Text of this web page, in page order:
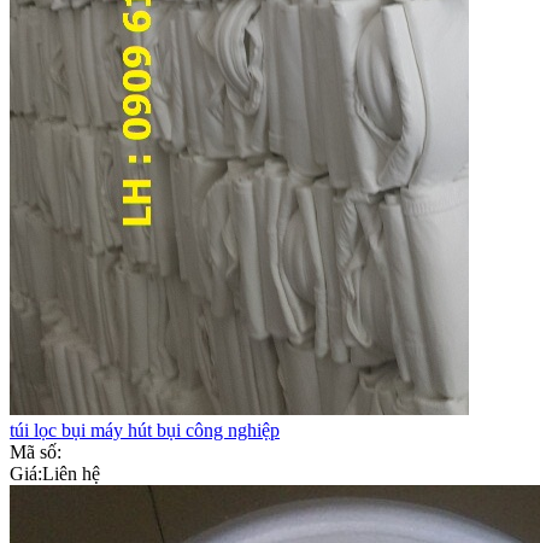
túi lọc bụi máy hút bụi công nghiệp
Mã số:
Giá:Liên hệ